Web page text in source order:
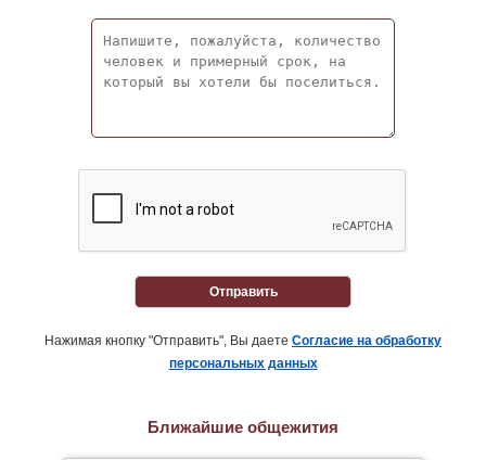
Отправить
Нажимая кнопку "Отправить", Вы даете Согласие на обработку
персональных данных
Ближайшие общежития